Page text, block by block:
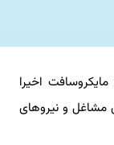
اخیرا
و نیروهای